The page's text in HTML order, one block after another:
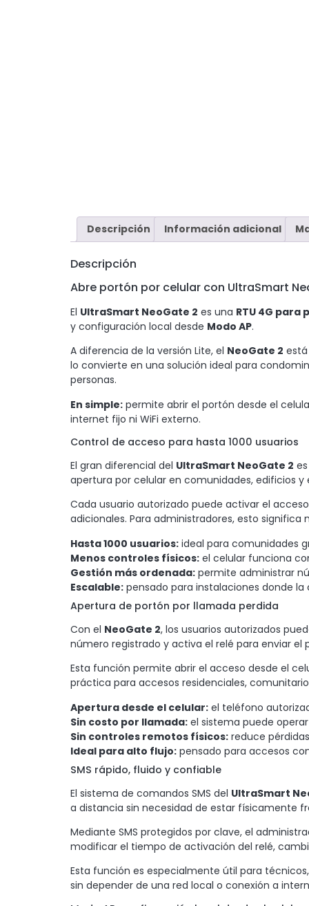
Descripción Información adicional
Descripción
Abre portón por celular con UltraSmart
El UltraSmart NeoGate 2 es una RTU 4G para
y configuración local desde Modo AP.
A diferencia de la versión Lite, el NeoGate 2
lo convierte en una solución ideal para
personas.
En simple: permite abrir el portón desde el
internet fijo ni WiFi externo.
Control de acceso para hasta 1000 usuarios
El gran diferencial del UltraSmart NeoGate 2
apertura por celular en comunidades, edificios
Cada usuario autorizado puede activar el
adicionales. Para administradores, esto
Hasta 1000 usuarios: ideal para comunidades
Menos controles físicos: el celular funciona
Gestión más ordenada: permite administrar
Escalable: pensado para instalaciones donde
Apertura de portón por llamada perdida
Con el NeoGate 2, los usuarios autorizados
número registrado y activa el relé para enviar
Esta función permite abrir el acceso desde el
práctica para accesos residenciales,
Apertura desde el celular: el teléfono
Sin costo por llamada: el sistema puede
Sin controles remotos físicos: reduce
Ideal para alto flujo: pensado para accesos
SMS rápido, fluido y confiable
El sistema de comandos SMS del UltraSmart
a distancia sin necesidad de estar físicamente
Mediante SMS protegidos por clave, el
modificar el tiempo de activación del relé,
Esta función es especialmente útil para
sin depender de una red local o conexión a